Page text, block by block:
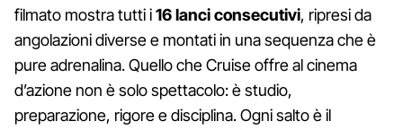
filmato mostra tutti i16 lanci consecutivi, ripresi da
angolazioni diverse e montati in una sequenza che è
pure adrenalina. Quello che Cruise offre al cinema
d’azione non è solo spettacolo: è studio,
preparazione, rigore e disciplina. Ogni salto è il